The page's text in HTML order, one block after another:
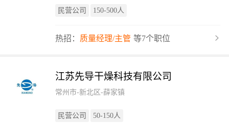
民营公司 150-500人
热招： 质量经理/主管 等7个职位
江苏先导干燥科技有限公司
常州市-新北区-薛家镇
民营公司 50-150人